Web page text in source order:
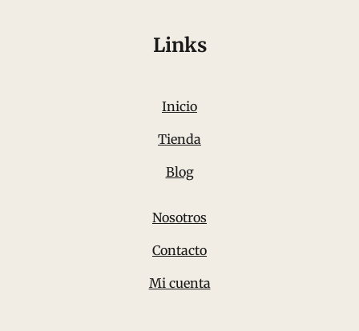
Links
Inicio
Tienda
Blog
Nosotros
Contacto
Mi cuenta